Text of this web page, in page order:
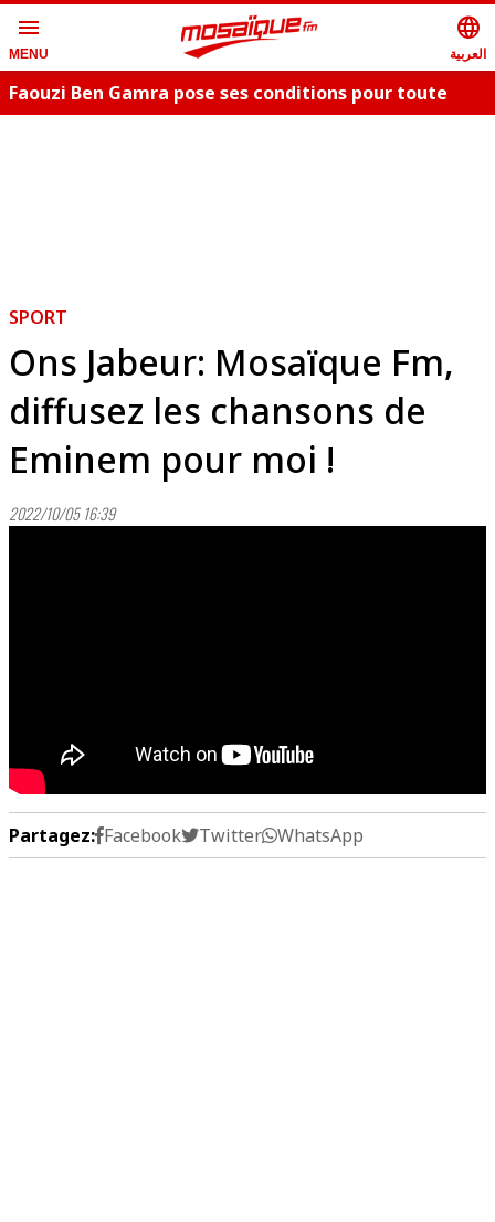
menu
MENU
language
العربية
Faouzi Ben Gamra pose ses conditions pour toute
SPORT
Ons Jabeur: Mosaïque Fm,
diffusez les chansons de
Eminem pour moi !
2022/10/05 16:39
Partagez: Facebook Twitter WhatsApp